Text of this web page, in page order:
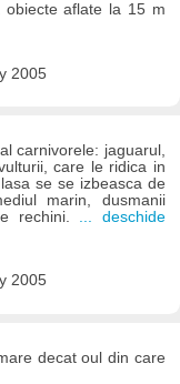
obiecte aflate la 15 m
2005
carnivorele: jaguarul,
care le ridica in
se se izbeasca de
marin, dusmanii
rechini. ... deschide
2005
decat oul din care